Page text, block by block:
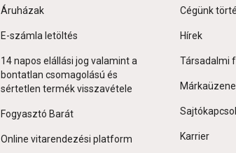
Áruházak
E-számla letöltés
14 napos elállási jog valamint a
bontatlan csomagolású és
sértetlen termék visszavétele
Fogyasztó Barát
Online vitarendezési platform
Cégünk
Hírek
Társadalmi
Karrier